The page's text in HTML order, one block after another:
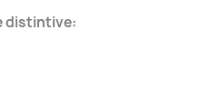
distintive: